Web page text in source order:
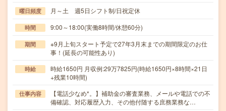
曜日頻度 月～土 週5日シフト制/日祝定休
時間 9:00～18:00(実働8時間/休憩60分)
期間
※9月上旬スタート予定で27年3月末までの期間限定のお仕
事！(延長の可能性あり)
時給
時給1650円 月収例:29万7825円(時給1650円×8時間×21日
+残業10時間)
仕事内容
【電話少なめ*。】補助金の審査業務、メールや電話での不
備確認、対応履歴入力、その他付随する庶務業務な…